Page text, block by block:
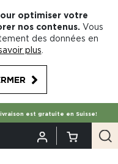
optimiser votre
nos contenus. Vous
des données en
plus
est gratuite en Suisse!